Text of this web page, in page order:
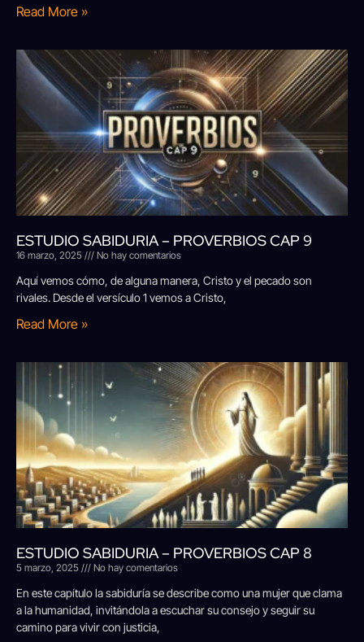
Read More »
ESTUDIO SABIDURIA – PROVERBIOS CAP 9
16 marzo, 2025 No hay comentarios
Aquí vemos cómo, de alguna manera, Cristo y el pecado son
rivales. Desde el versículo 1 vemos a Cristo,
Read More »
ESTUDIO SABIDURIA – PROVERBIOS CAP 8
5 marzo, 2025 No hay comentarios
En este capítulo la sabiduría se describe como una mujer que clama
a la humanidad, invitándola a escuchar su consejo y seguir su
camino para vivir con justicia,